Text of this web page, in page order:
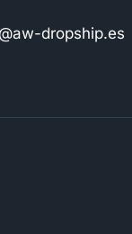
dropship.es